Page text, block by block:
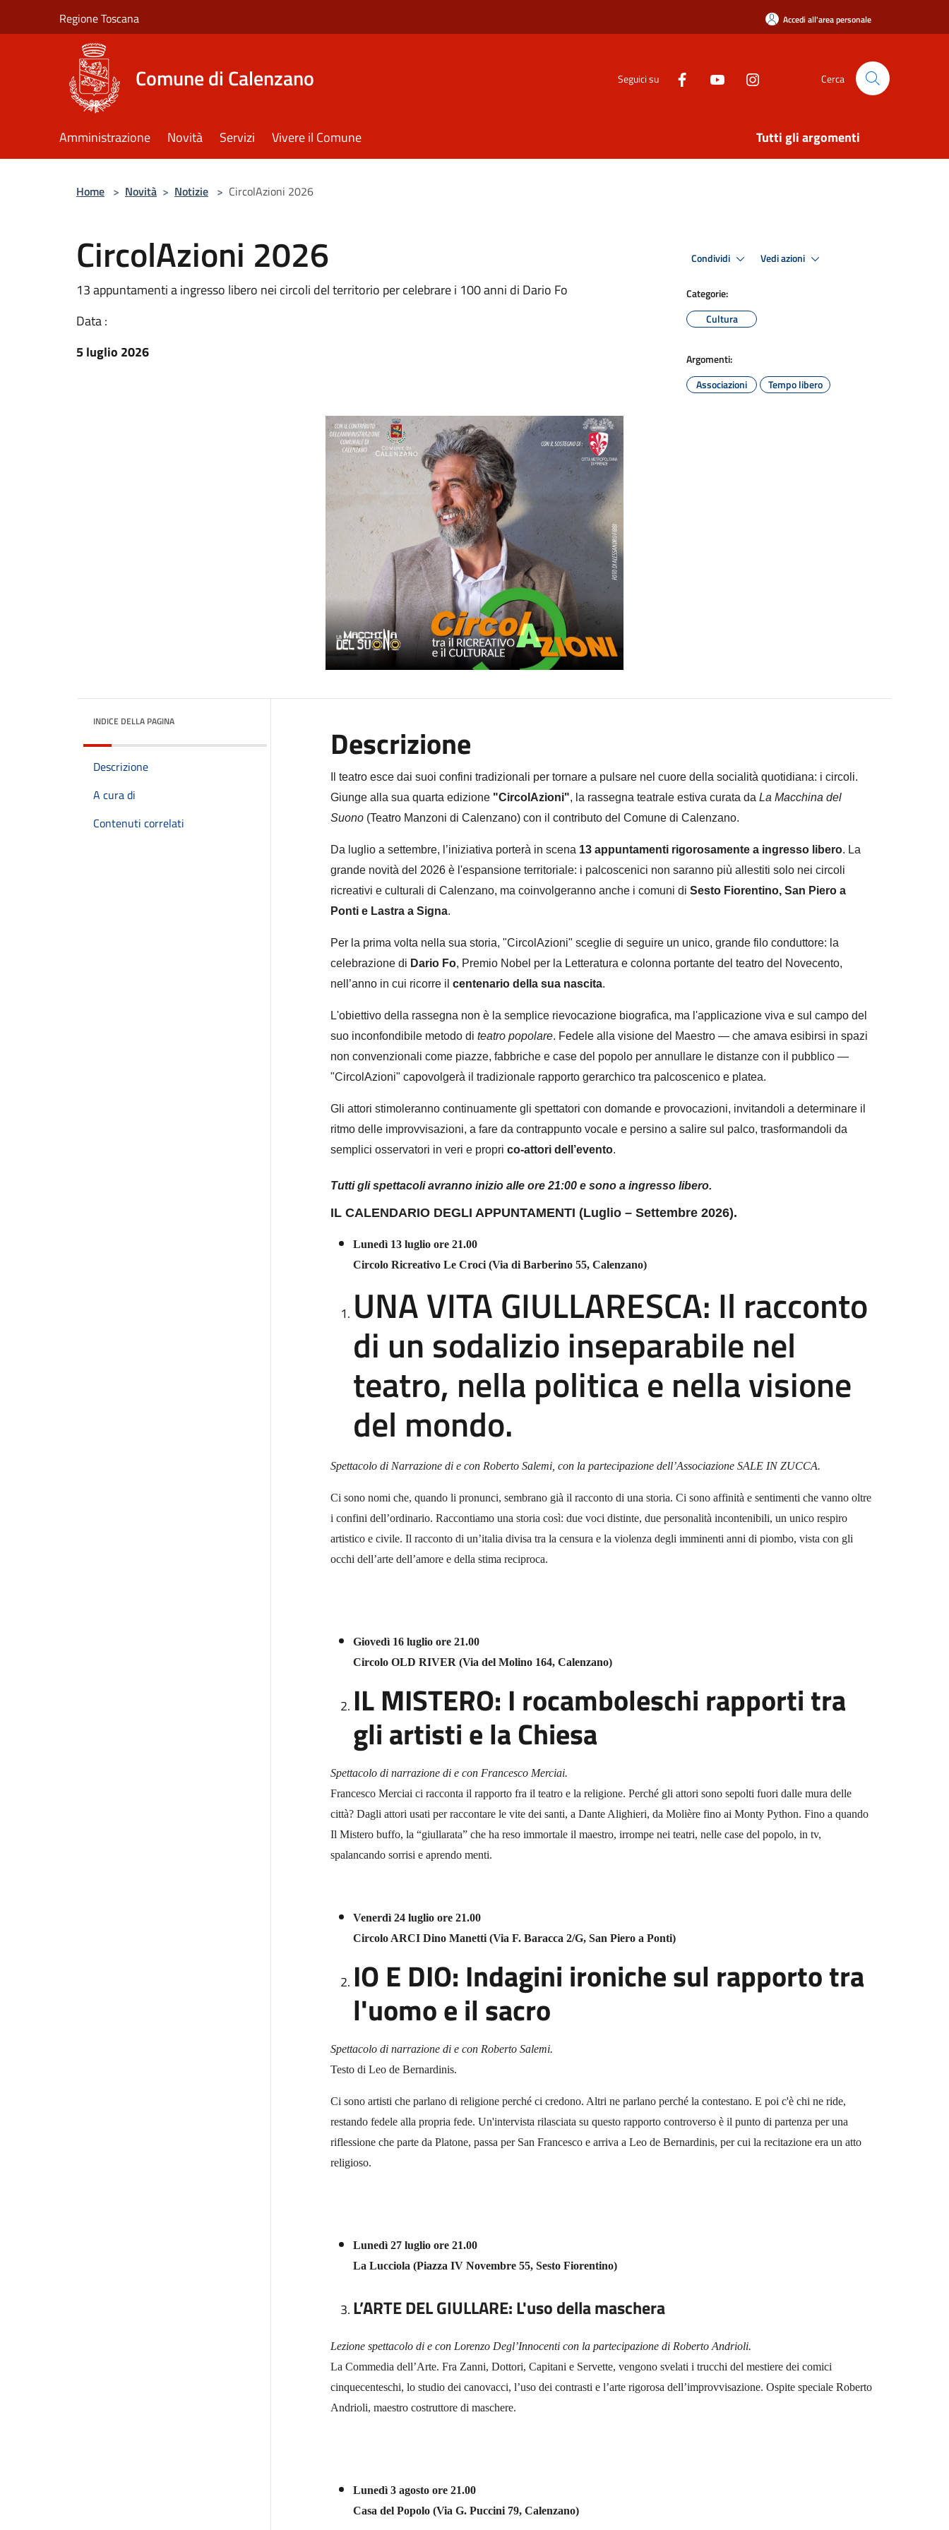
Regione Toscana Accedi all'area personale
Comune di Calenzano Seguici su Cerca
Amministrazione Novità Servizi Vivere il Comune Tutti gli argomenti
Home > Novità > Notizie > CircolAzioni 2026
CircolAzioni 2026
13 appuntamenti a ingresso libero nei circoli del territorio per celebrare i 100 anni di Dario Fo
Data :
5 luglio 2026
Condividi Vedi azioni
Categorie:
Cultura
Argomenti:
Associazioni
Tempo libero
INDICE DELLA PAGINA
Descrizione
A cura di
Contenuti correlati
Descrizione
Il teatro esce dai suoi confini tradizionali per tornare a pulsare nel cuore della socialità quotidiana: i circoli.
Giunge alla sua quarta edizione "CircolAzioni", la rassegna teatrale estiva curata da La Macchina del
Suono(Teatro Manzoni di Calenzano) con il contributo del Comune di Calenzano.
Da luglio a settembre, l’iniziativa porterà in scena 13 appuntamenti rigorosamente a ingresso libero. La
grande novità del 2026 è l'espansione territoriale: i palcoscenici non saranno più allestiti solo nei circoli
ricreativi e culturali di Calenzano, ma coinvolgeranno anche i comuni di Sesto Fiorentino, San Piero a
Ponti e Lastra a Signa.
Per la prima volta nella sua storia, "CircolAzioni" sceglie di seguire un unico, grande filo conduttore: la
celebrazione di Dario Fo, Premio Nobel per la Letteratura e colonna portante del teatro del Novecento,
nell’anno in cui ricorre il centenario della sua nascita.
L'obiettivo della rassegna non è la semplice rievocazione biografica, ma l'applicazione viva e sul campo del
suo inconfondibile metodo di teatro popolare. Fedele alla visione del Maestro — che amava esibirsi in spazi
non convenzionali come piazze, fabbriche e case del popolo per annullare le distanze con il pubblico —
"CircolAzioni" capovolgerà il tradizionale rapporto gerarchico tra palcoscenico e platea.
Gli attori stimoleranno continuamente gli spettatori con domande e provocazioni, invitandoli a determinare il
ritmo delle improvvisazioni, a fare da contrappunto vocale e persino a salire sul palco, trasformandoli da
semplici osservatori in veri e propri co-attori dell’evento.
Tutti gli spettacoli avranno inizio alle ore 21:00 e sono a ingresso libero.
IL CALENDARIO DEGLI APPUNTAMENTI (Luglio – Settembre 2026).
Lunedì 13 luglio ore 21.00
Circolo Ricreativo Le Croci (Via di Barberino 55, Calenzano)
UNA VITA GIULLARESCA: Il racconto
di un sodalizio inseparabile nel
teatro, nella politica e nella visione
del mondo.
Spettacolo di Narrazione di e con Roberto Salemi, con la partecipazione dell’Associazione SALE IN ZUCCA.
Ci sono nomi che, quando li pronunci, sembrano già il racconto di una storia. Ci sono affinità e sentimenti che vanno oltre
i confini dell’ordinario. Raccontiamo una storia così: due voci distinte, due personalità incontenibili, un unico respiro
artistico e civile. Il racconto di un’italia divisa tra la censura e la violenza degli imminenti anni di piombo, vista con gli
occhi dell’arte dell’amore e della stima reciproca.
Giovedì 16 luglio ore 21.00
Circolo OLD RIVER (Via del Molino 164, Calenzano)
IL MISTERO: I rocamboleschi rapporti tra
gli artisti e la Chiesa
Spettacolo di narrazione di e con Francesco Merciai.
Francesco Merciai ci racconta il rapporto fra il teatro e la religione. Perché gli attori sono sepolti fuori dalle mura delle
città? Dagli attori usati per raccontare le vite dei santi, a Dante Alighieri, da Molière fino ai Monty Python. Fino a quando
Il Mistero buffo, la “giullarata” che ha reso immortale il maestro, irrompe nei teatri, nelle case del popolo, in tv,
spalancando sorrisi e aprendo menti.
Venerdì 24 luglio ore 21.00
Circolo ARCI Dino Manetti (Via F. Baracca 2/G, San Piero a Ponti)
IO E DIO: Indagini ironiche sul rapporto tra
l'uomo e il sacro
Spettacolo di narrazione di e con Roberto Salemi.
Testo di Leo de Bernardinis.
Ci sono artisti che parlano di religione perché ci credono. Altri ne parlano perché la contestano. E poi c'è chi ne ride,
restando fedele alla propria fede. Un'intervista rilasciata su questo rapporto controverso è il punto di partenza per una
riflessione che parte da Platone, passa per San Francesco e arriva a Leo de Bernardinis, per cui la recitazione era un atto
religioso.
Lunedì 27 luglio ore 21.00
La Lucciola (Piazza IV Novembre 55, Sesto Fiorentino)
L’ARTE DEL GIULLARE: L'uso della maschera
Lezione spettacolo di e con Lorenzo Degl’Innocenti con la partecipazione di Roberto Andrioli.
La Commedia dell’Arte. Fra Zanni, Dottori, Capitani e Servette, vengono svelati i trucchi del mestiere dei comici
cinquecenteschi, lo studio dei canovacci, l’uso dei contrasti e l’arte rigorosa dell’improvvisazione. Ospite speciale Roberto
Andrioli, maestro costruttore di maschere.
Lunedì 3 agosto ore 21.00
Casa del Popolo (Via G. Puccini 79, Calenzano)